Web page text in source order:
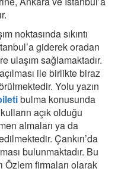
noktasında sıkıntı
giderek oradan
ulaşım sağlamaktadır.
ile birlikte biraz
Yolu yazın
bulma konusunda
açık olduğu
almaları ya da
Çankırı’da
bulunmaktadır. Bu
Özlem firmaları olarak